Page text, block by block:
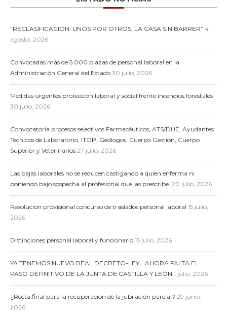
“RECLASIFICACIÓN: UNOS POR OTROS, LA CASA SIN BARRER” 4
agosto, 2026
Convocadas más de 5.000 plazas de personal laboral en la
Administración General del Estado 30 julio, 2026
Medidas urgentes protección laboral y social frente incendios forestales
30 julio, 2026
Convocatoria procesos selectivos Farmacéuticos, ATS/DUE, Ayudantes
Técnicos de Laboratorio, ITOP, Geólogos, Cuerpo Gestión, Cuerpo
Superior y Veterinarios 27 julio, 2026
Las bajas laborales no se reducen castigando a quien enferma ni
poniendo bajo sospecha al profesional que las prescribe. 20 julio, 2026
Resolución provisional concurso de traslados personal laboral 15 julio,
2026
Distinciones personal laboral y funcionario 15 julio, 2026
YA TENEMOS NUEVO REAL DECRETO-LEY… AHORA FALTA EL
PASO DEFINITIVO DE LA JUNTA DE CASTILLA Y LEÓN 1 julio, 2026
¿Recta final para la recuperación de la jubilación parcial? 29 junio,
2026